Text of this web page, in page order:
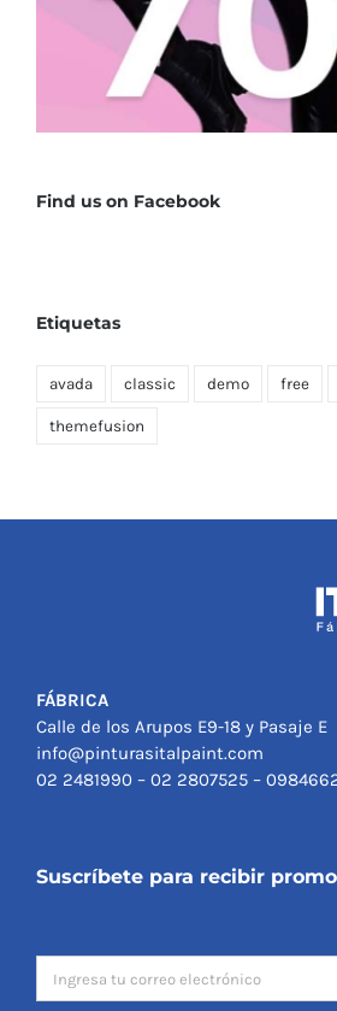
Find us on Facebook
Etiquetas
avada classic demo free
themefusion
FÁBRICA
Calle de los Arupos E9-18 y Pasaje E
info@pinturasitalpaint.com
02 2481990 – 02 2807525 –
Suscríbete para recibir